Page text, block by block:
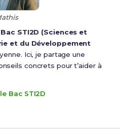
Bac STI2D (Sciences et
et du Développement
Ici, je partage une
concrets pour t’aider à
Bac STI2D